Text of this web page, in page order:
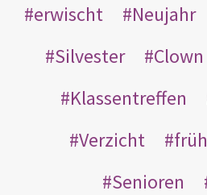
erwischt
Neujahr
Silvester
Clown
Klassentreffen
Verzicht
früh
Senioren